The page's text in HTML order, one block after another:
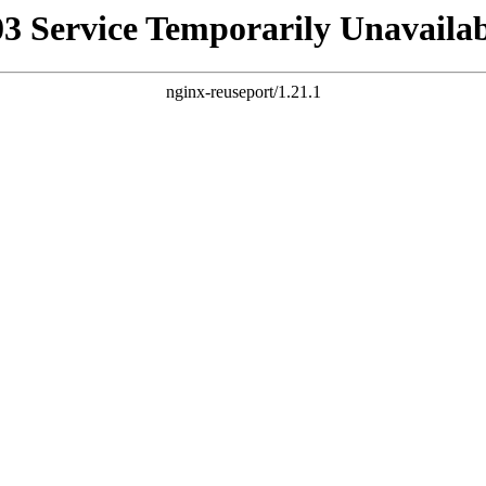
Service Temporarily
nginx-reuseport/1.21.1